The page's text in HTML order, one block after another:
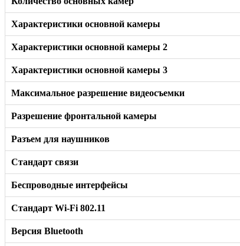
Характеристики основной камеры
Характеристики основной камеры 2
Характеристики основной камеры 3
Максимальное разрешение видеосъемки
Разрешение фронтальной камеры
Разъем для наушников
Стандарт связи
Беспроводные интерфейсы
Стандарт Wi-Fi 802.11
Версия Bluetooth